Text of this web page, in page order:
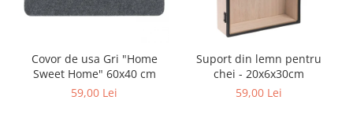
Covor de usa Gri "Home
Sweet Home" 60x40 cm
59,00 Lei
Suport din lemn pentru
chei - 20x6x30cm
59,00 Lei